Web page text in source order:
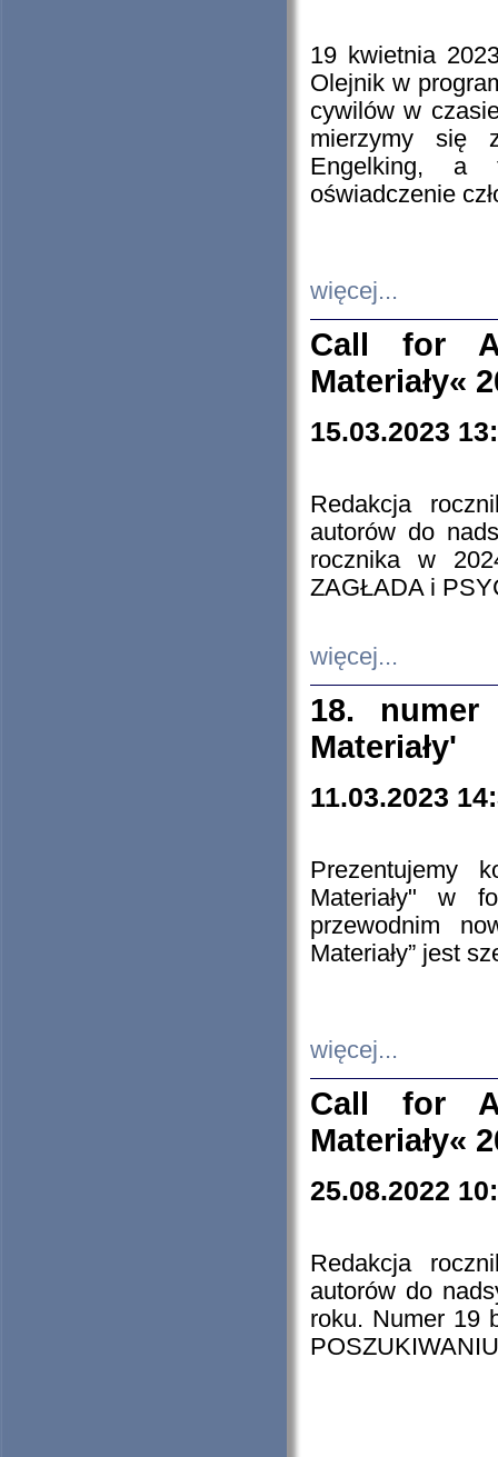
19 kwietnia
Olejnik w
cywilów w
mierzymy się
Engelking, a
oświadczenie
więcej...
Call for
Materiały«
15.03.2023
Redakcja
autorów do
rocznika w
ZAGŁADA i
więcej...
18. numer
Materiały'
11.03.2023
Prezentujemy
Materiały" w
przewodnim
Materiały” jest
więcej...
Call for
Materiały«
25.08.2022
Redakcja
autorów do
roku. Numer 19